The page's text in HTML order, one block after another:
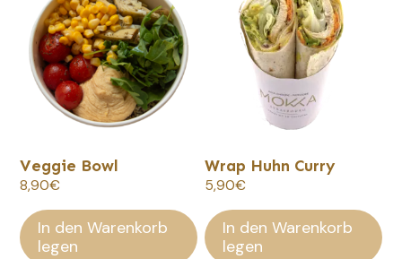
Veggie Bowl
8,90€
In den Warenkorb
legen
Wrap Huhn Curry
5,90€
In den Warenkorb
legen